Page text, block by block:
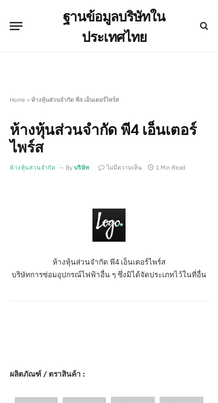
ฐานข้อมูลบริษัทใน
ประเทศไทย
Home » ห้างหุ้นส่วนจำกัด พี4 เอ็นเตอร์ไพร์ส
ห้างหุ้นส่วนจำกัด พี4 เอ็นเตอร์
ไพร์ส
ห้างหุ้นส่วนจำกัด By บริษัท ไม่มีความเห็น 1 Min Read
ห้างหุ้นส่วนจำกัด พี4 เอ็นเตอร์ไพร์ส
บริษัทการซ่อมอุปกรณ์ไฟฟ้าอื่น ๆ ซึ่งมิได้จัดประเภทไว้ในที่อื่น
ผลิตภัณฑ์ / ตราสินค้า :